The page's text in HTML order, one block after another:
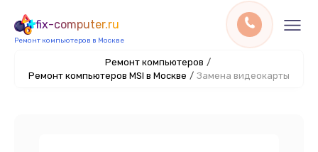
fix-computer.ru
Ремонт компьютеров в Москве
Ремонт компьютеров /
Ремонт компьютеров MSI в Москве / Замена видеокарты